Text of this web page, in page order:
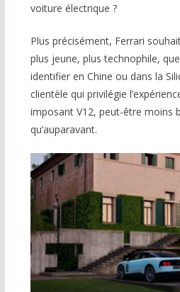
voiture électrique ?
Plus précisément, Ferrari
plus jeune, plus technophile,
identifier en Chine ou dans la
clientèle qui privilégie
imposant V12, peut-être moins
qu’auparavant.